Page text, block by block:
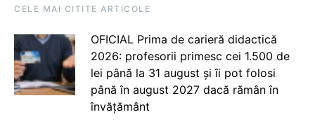
CELE MAI CITITE ARTICOLE
OFICIAL Prima de carieră didactică
2026: profesorii primesc cei 1.500 de
lei până la 31 august și îi pot folosi
până în august 2027 dacă rămân în
învățământ